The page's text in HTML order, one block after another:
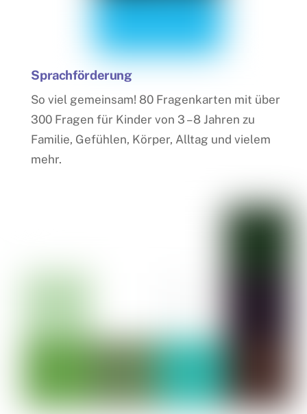
Sprachförderung
So viel gemeinsam! 80 Fragenkarten mit über
300 Fragen für Kinder von 3 – 8 Jahren zu
Familie, Gefühlen, Körper, Alltag und vielem
mehr.